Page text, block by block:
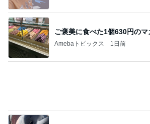
ご褒美に食べた1個630円のマ
Amebaトピックス 1日前